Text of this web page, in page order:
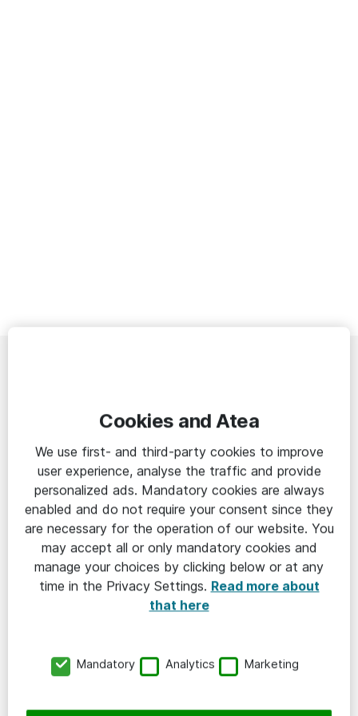
Sverige är fantastiskt! Vi har förmånen att
leva i ett av världens finaste länder. Genom
att skapa en it-infrastruktur i världsklass är
Atea med och lägger grunden till ett smartare
och mer innovativt Sverige.
Läs mer om Atea
Cookies and Atea
We use first- and third-party cookies to improve
user experience, analyse the traffic and provide
personalized ads. Mandatory cookies are always
enabled and do not require your consent since they
are necessary for the operation of our website. You
may accept all or only mandatory cookies and
manage your choices by clicking below or at any
time in the Privacy Settings. Read more about
that here
Mandatory Analytics Marketing